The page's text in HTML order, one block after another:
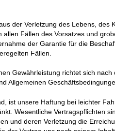
der Verletzung des Lebens, des
Fällen des Vorsatzes und
der Garantie für die
Fällen.
Gewährleistung richtet sich nach
Allgemeinen
ist unsere Haftung bei leichter
Wesentliche Vertragspflichten
und deren Verletzung die